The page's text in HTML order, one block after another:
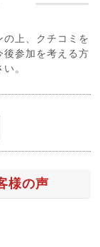
上、クチコミを
後参加を考える方
。
様の声